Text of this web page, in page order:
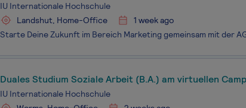
IU Internationale Hochschule
Landshut, Home-Office
1 week ago
Duales Studium Soziale Arbeit (B.A.) am virtuellen
IU Internationale Hochschule